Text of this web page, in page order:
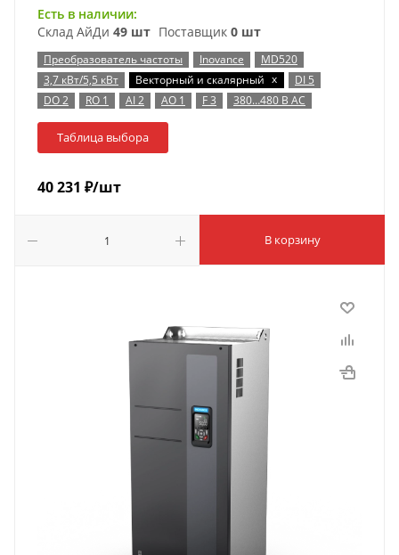
Есть в наличии:
Склад АйДи 49 шт Поставщик 0 шт
Преобразователь частоты Inovance
MD520
3,7 кВт/5,5 кВт
Векторный и скалярный x
DI 5
DO 2
RO 1 AI 2 AO 1 F 3 380…480 В AC
Таблица выбора
40 231 ₽/шт
В корзину